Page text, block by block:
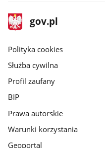
stopka
gov.pl
Strona
gov.pl
gov.pl
Polityka cookies
Służba cywilna
Profil zaufany
BIP
Prawa autorskie
Warunki korzystania
Geoportal